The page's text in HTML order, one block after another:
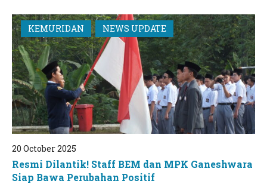
KEMURIDAN NEWS UPDATE
20 October 2025
Resmi Dilantik! Staff BEM dan MPK Ganeshwara
Siap Bawa Perubahan Positif